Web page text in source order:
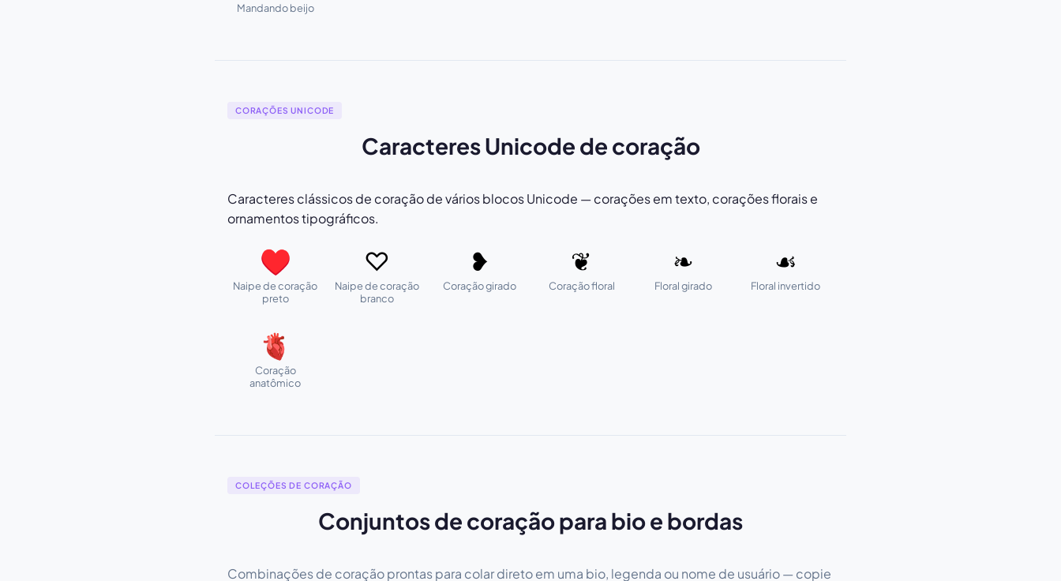
Mandando beijo
CORAÇÕES UNICODE
Caracteres Unicode de coração
Caracteres clássicos de coração de vários blocos Unicode — corações em texto, corações florais e
ornamentos tipográficos.
♥
Naipe de coração
preto
♡
Naipe de coração
branco
❥
Coração girado
❦
Coração floral
❧
Floral girado
☙
Floral invertido
🫀
Coração
anatômico
COLEÇÕES DE CORAÇÃO
Conjuntos de coração para bio e bordas
Combinações de coração prontas para colar direto em uma bio, legenda ou nome de usuário — copie